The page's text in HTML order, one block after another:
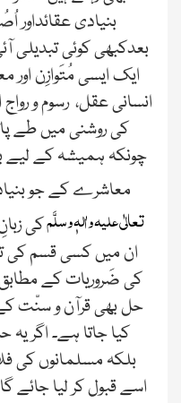
بنیادی
بعدکبھی کوئی تبدیلی
ایک ایسی مُتَوازِن
انسانی عقل، رسوم و
کی روشنی میں طے
چونکہ ہمیشہ کے لیے
معاشرے کے جو
تعالٰی علیہ واٰلہٖ وسلَّمکی
ان میں کسی قسم کی
کی ضَروریات کے
حل بھی قرآن و سنّت
کیا جاتا ہے۔ اگر
بلکہ مسلمانوں کی
اسے قبول کر لیا جائے